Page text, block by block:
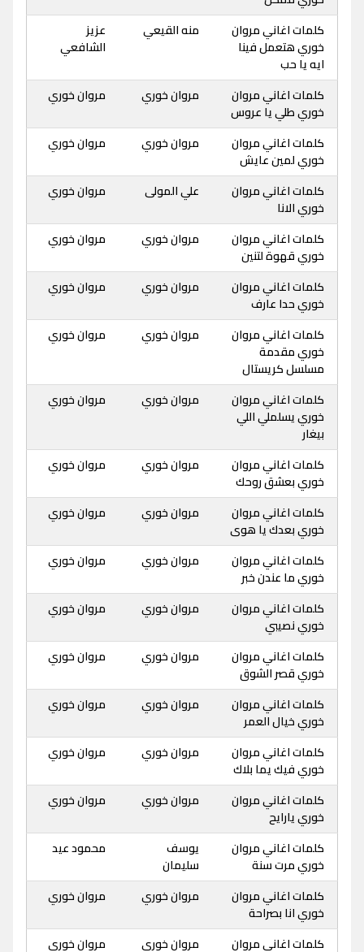
كلمات اغاني مروان
خوري هتعمل فينا
ايه يا حب
منه القيعي
عزيز
الشافعي
كلمات اغاني مروان
خوري طلي يا عروس
مروان خوري مروان خوري
كلمات اغاني مروان
خوري لمين عايش
مروان خوري مروان خوري
كلمات اغاني مروان
خوري الانا
علي المولى مروان خوري
كلمات اغاني مروان
خوري قهوة لتنين
مروان خوري مروان خوري
كلمات اغاني مروان
خوري حدا عارف
مروان خوري مروان خوري
كلمات اغاني مروان
خوري مقدمة
مسلسل كريستال
مروان خوري مروان خوري
كلمات اغاني مروان
خوري يسلملي اللي
بيغار
مروان خوري مروان خوري
كلمات اغاني مروان
خوري بعشق روحك
مروان خوري مروان خوري
كلمات اغاني مروان
خوري بعدك يا هوى
مروان خوري مروان خوري
كلمات اغاني مروان
خوري ما عندن خبر
مروان خوري مروان خوري
كلمات اغاني مروان
خوري نصيبي
مروان خوري مروان خوري
كلمات اغاني مروان
خوري قصر الشوق
مروان خوري مروان خوري
كلمات اغاني مروان
خوري خيال العمر
مروان خوري مروان خوري
كلمات اغاني مروان
خوري فيك يما بلاك
مروان خوري مروان خوري
كلمات اغاني مروان
خوري يارايح
مروان خوري مروان خوري
كلمات اغاني مروان
خوري مرت سنة
يوسف
سليمان
محمود عيد
كلمات اغاني مروان
خوري انا بصراحة
مروان خوري مروان خوري
كلمات اغاني مروان
مروان خوري مروان خوري